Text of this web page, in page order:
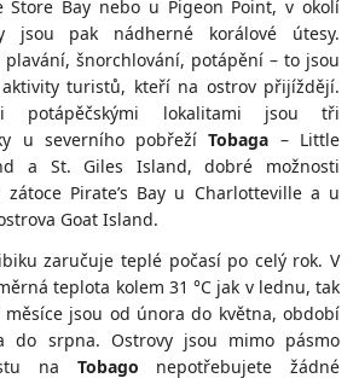
Store Bay nebo u Pigeon Point, v okolí
jsou pak nádherné korálové útesy.
šnorchlování, potápění – to jsou
aktivity turistů, kteří na ostrov přijíždějí.
potápěčskými lokalitami jsou tři
u severního pobřežíTobaga – Little
a St. Giles Island, dobré možnosti
Pirate’s Bay u Charlotteville a u
Goat Island.
zaručuje teplé počasí po celý rok. V
teplota kolem 31 °C jak v lednu, tak
měsíce jsou od února do května, období
do srpna. Ostrovy jsou mimo pásmo
na Tobago nepotřebujete žádné